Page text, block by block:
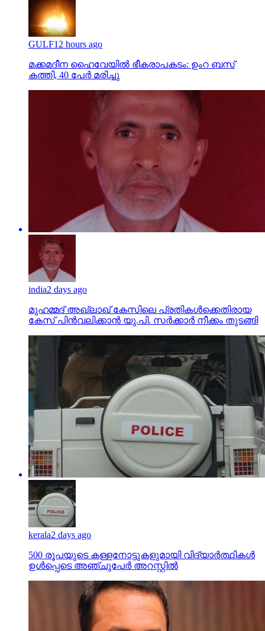
GULF12 hours ago
മക്കമദീന ഹൈവേയില്‍ ഭീകരാപകടം: ഉംറ ബസ്
കത്തി, 40 പേര്‍ മരിച്ചു
india2 days ago
മുഹമ്മദ് അഖ്‌ലാഖ് കേസിലെ പ്രതികള്‍ക്കെതിരായ
കേസ് പിന്‍വലിക്കാന്‍ യു.പി. സര്‍ക്കാര്‍ നീക്കം തുടങ്ങി
kerala2 days ago
500 രൂപയുടെ കള്ളനോട്ടുകളുമായി വിദ്യാര്‍ത്ഥികള്‍
ഉള്‍പ്പെടെ അഞ്ചുപേര്‍ അറസ്റ്റില്‍